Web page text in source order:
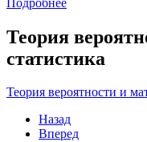
Теория
статистика
Теория вероятности и
Назад
Вперед